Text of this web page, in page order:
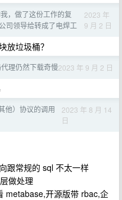
，做了这份工作的复
司领导给转成了电焊工
2023 年
9 月 2 日
放垃圾桶？
理仍然下载奇慢2023 年 9 月 2 日
他）协议的调用
2023 年 8 月 14
日
跟常规的 sql 不太一样
做处理
metabase,开源版带 rbac,企